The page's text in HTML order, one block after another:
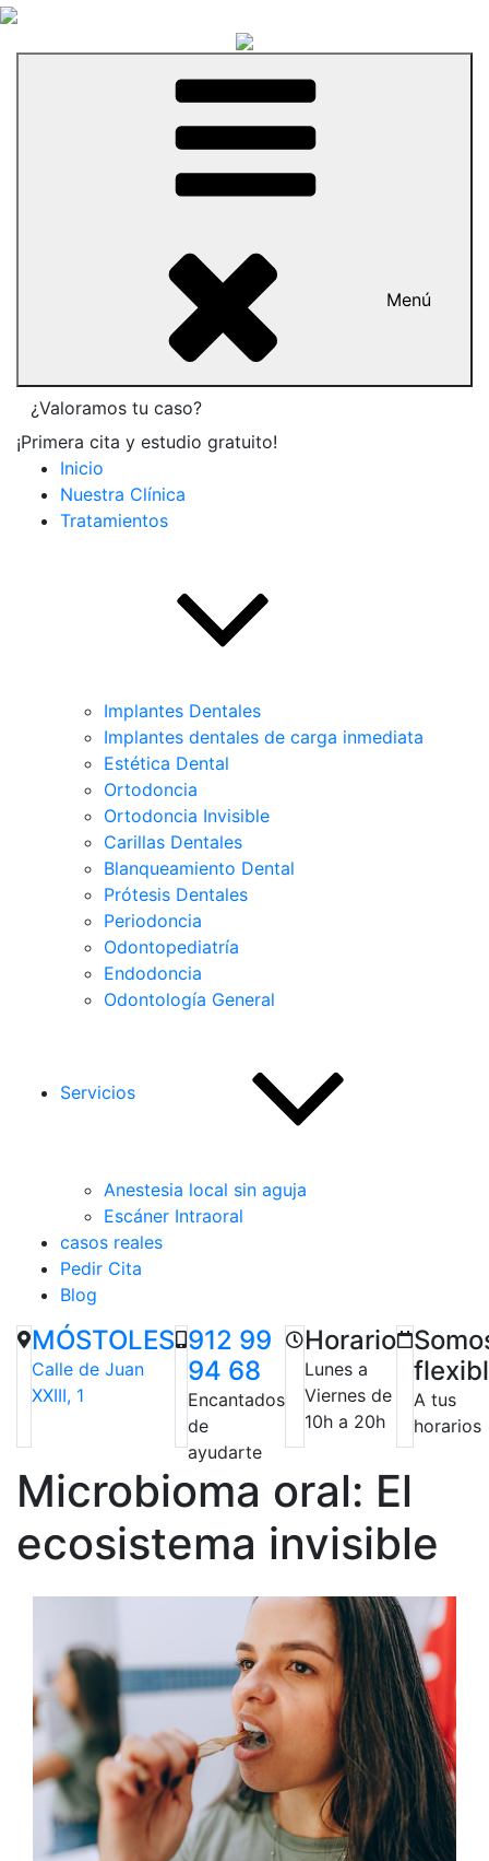
Menú
¿Valoramos tu caso?
¡Primera cita y estudio gratuito!
Inicio
Nuestra Clínica
Tratamientos
Implantes Dentales
Implantes dentales de carga inmediata
Estética Dental
Ortodoncia
Ortodoncia Invisible
Carillas Dentales
Blanqueamiento Dental
Prótesis Dentales
Periodoncia
Odontopediatría
Endodoncia
Odontología General
Servicios
Anestesia local sin aguja
Escáner Intraoral
casos reales
Pedir Cita
Blog
MÓSTOLES
Calle de Juan
XXIII, 1
912 99
94 68
Encantados
de
ayudarte
Horario
Lunes a
Viernes de
10h a 20h
A tus
horarios
Microbioma oral: El
ecosistema invisible